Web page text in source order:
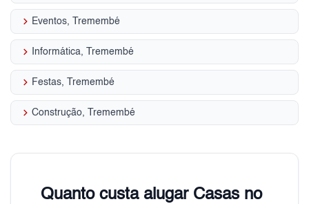
keyboard_arrow_right Eventos, Tremembé
keyboard_arrow_right Informática, Tremembé
keyboard_arrow_right Festas, Tremembé
keyboard_arrow_right Construção, Tremembé
Quanto custa alugar Casas no